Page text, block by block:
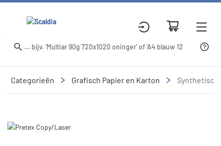
Categorieën Grafisch Papier en Karton Synthetisch
Slide 1 of 1